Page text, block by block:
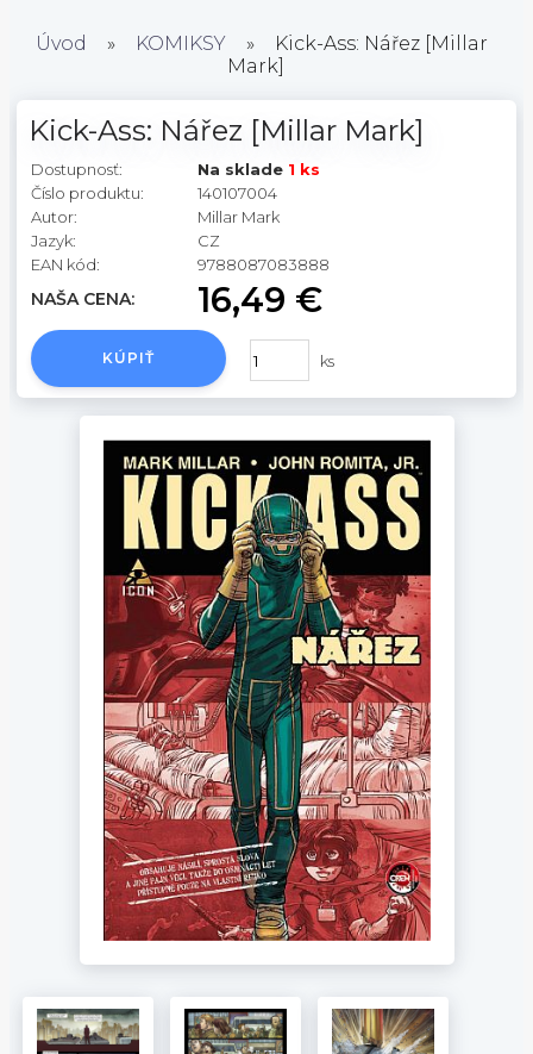
Úvod » KOMIKSY »
Kick-Ass: Nářez [Millar
Mark]
Kick-Ass: Nářez [Millar Mark]
Dostupnosť: Na sklade 1 ks
Číslo produktu:
140107004
Autor:
Millar Mark
Jazyk:
CZ
EAN kód:
9788087083888
NAŠA CENA: 16,49 €
ks
KÚPIŤ